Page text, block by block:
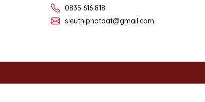
0835 616 818
sieuthiphatdat@gmail.com